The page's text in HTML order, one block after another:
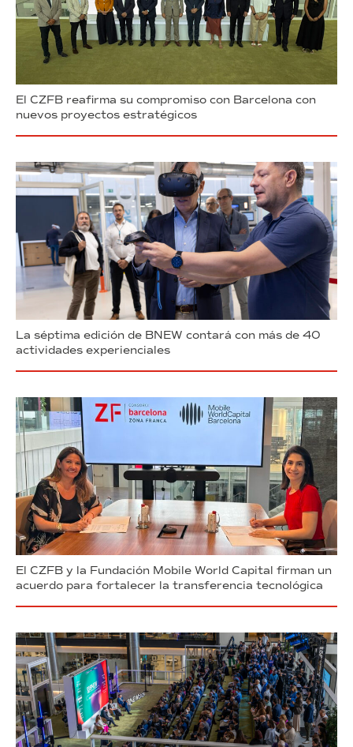
El CZFB reafirma su compromiso con Barcelona con
nuevos proyectos estratégicos
La séptima edición de BNEW contará con más de 40
actividades experienciales
El CZFB y la Fundación Mobile World Capital firman un
acuerdo para fortalecer la transferencia tecnológica